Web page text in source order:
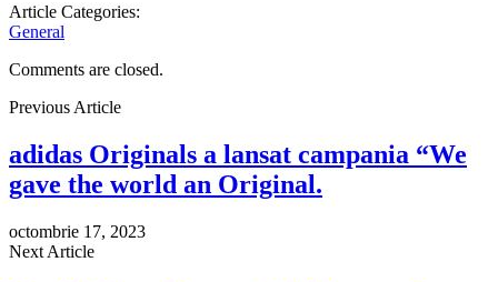
Article Categories:
General
Comments are closed.
Previous Article
adidas Originals a lansat campania “We
gave the world an Original.
octombrie 17, 2023
Next Article